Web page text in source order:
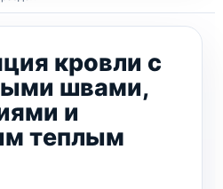
кровли с
швами,
и
теплым